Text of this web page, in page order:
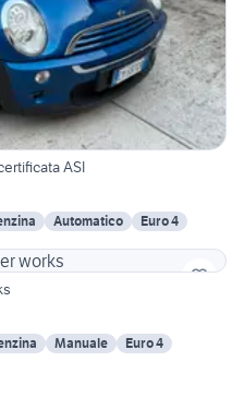
ASI
Automatico
Euro 4
Manuale Euro 4